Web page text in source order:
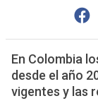
En Colombia
desde el año
vigentes y las